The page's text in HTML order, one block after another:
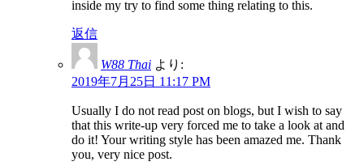
inside my try to find some thing relating to this.
返信
W88 Thai より:
2019年7月25日 11:17 PM
Usually I do not read post on blogs, but I wish to say
that this write-up very forced me to take a look at and
do it! Your writing style has been amazed me. Thank
you, very nice post.